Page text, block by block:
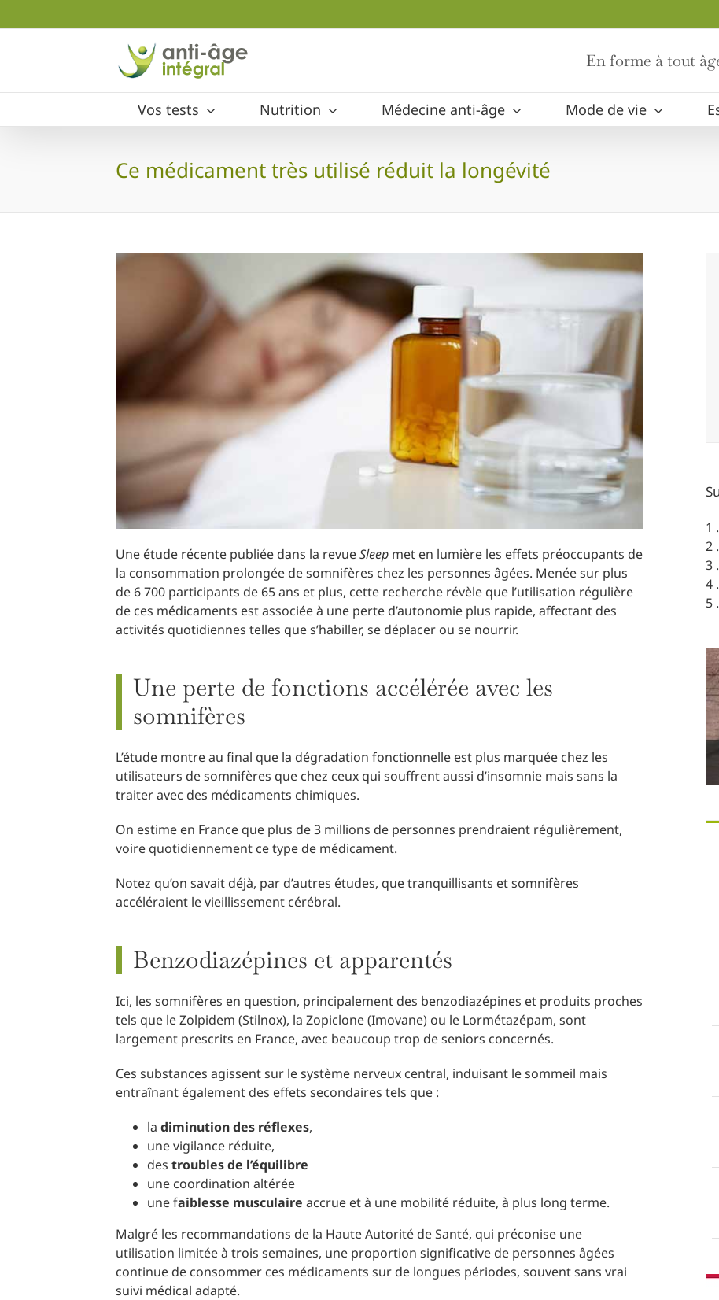
to
En forme à tout
Vos tests Nutrition Médecine anti-âge Mode de vie
Ce médicament très utilisé réduit la longévité
Une étude récente publiée dans la revueSleep met en lumière les effets préoccupants de
la consommation prolongée de somnifères chez les personnes âgées. Menée sur plus
de 6 700 participants de 65 ans et plus, cette recherche révèle que l’utilisation régulière
de ces médicaments est associée à une perte d’autonomie plus rapide, affectant des
activités quotidiennes telles que s’habiller, se déplacer ou se nourrir.
Une perte de fonctions accélérée avec les
somnifères
L’étude montre au final que la dégradation fonctionnelle est plus marquée chez les
utilisateurs de somnifères que chez ceux qui souffrent aussi d’insomnie mais sans la
traiter avec des médicaments chimiques.
On estime en France que plus de 3 millions de personnes prendraient régulièrement,
voire quotidiennement ce type de médicament.
Notez qu’on savait déjà, par d’autres études, que tranquillisants et somnifères
accéléraient le vieillissement cérébral.
Benzodiazépines et apparentés
Ici, les somnifères en question, principalement des benzodiazépines et produits proches
tels que le Zolpidem (Stilnox), la Zopiclone (Imovane) ou le Lormétazépam, sont
largement prescrits en France, avec beaucoup trop de seniors concernés.
Ces substances agissent sur le système nerveux central, induisant le sommeil mais
entraînant également des effets secondaires tels que :
la diminution des réflexes,
une vigilance réduite,
des troubles de l’équilibre
une coordination altérée
une faiblesse musculaire accrue et à une mobilité réduite, à plus long terme.
Malgré les recommandations de la Haute Autorité de Santé, qui préconise une
utilisation limitée à trois semaines, une proportion significative de personnes âgées
continue de consommer ces médicaments sur de longues périodes, souvent sans vrai
suivi médical adapté.
1 .
2 .
3 .
4 .
5 .